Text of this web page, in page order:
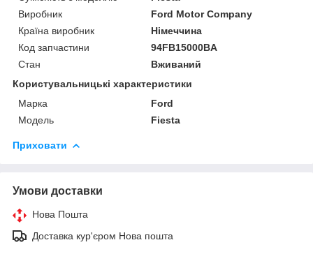
Виробник
Ford Motor Company
Країна виробник
Німеччина
Код запчастини
94FB15000BA
Стан
Вживаний
Користувальницькі характеристики
Марка
Ford
Модель
Fiesta
Приховати
Умови доставки
Нова Пошта
Доставка кур'єром Нова пошта